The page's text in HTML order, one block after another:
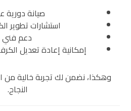
صيانة دورية
استشارات تطوير
دعم
إمكانية إعادة تعديل
وهكذا، نضمن لك تجربة خالية
النجاح.